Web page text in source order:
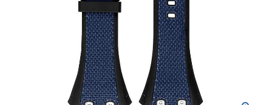
STRAP/Accessory